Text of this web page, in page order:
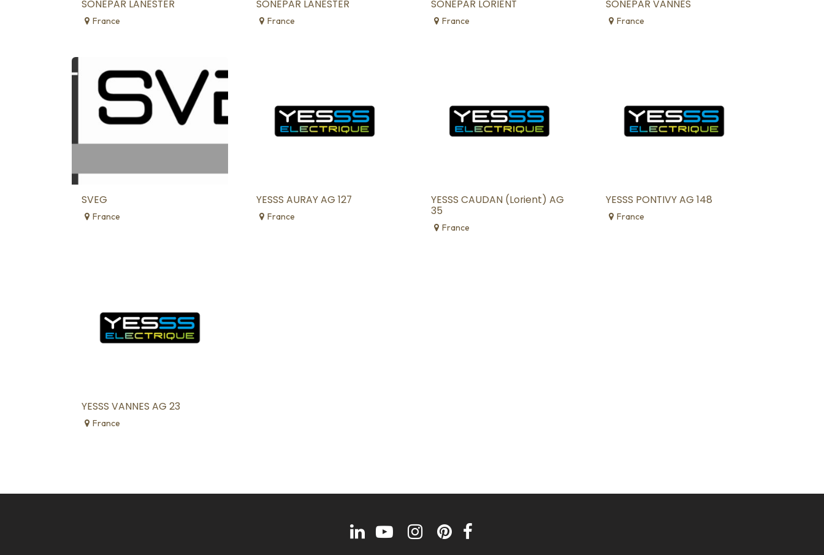
SONEPAR LANESTER
France
SONEPAR LANESTER
France
SONEPAR LORIENT
France
SONEPAR VANNES
France
SVEG
France
YESSS AURAY AG 127
France
YESSS CAUDAN (Lorient) AG
35
France
YESSS PONTIVY AG 148
France
YESSS VANNES AG 23
France